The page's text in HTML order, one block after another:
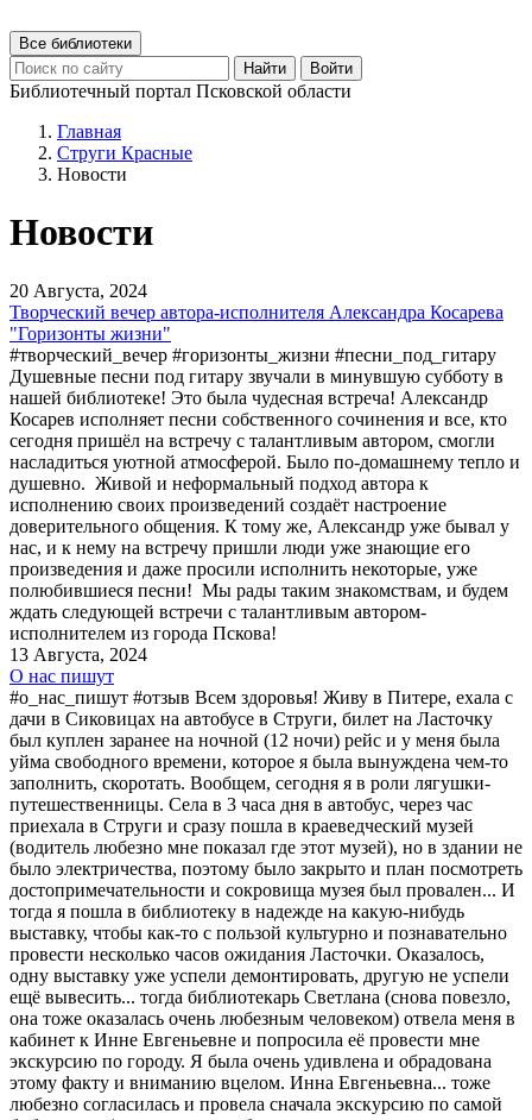
Все библиотеки
Найти
Войти
Библиотечный портал Псковской области
Главная
Струги Красные
Новости
Новости
20 Августа, 2024
Творческий вечер автора-исполнителя Александра Косарева
"Горизонты жизни"
#творческий_вечер #горизонты_жизни #песни_под_гитару
Душевные песни под гитару звучали в минувшую субботу в
нашей библиотеке! Это была чудесная встреча! Александр
Косарев исполняет песни собственного сочинения и все, кто
сегодня пришёл на встречу с талантливым автором, смогли
насладиться уютной атмосферой. Было по-домашнему тепло и
душевно. Живой и неформальный подход автора к
исполнению своих произведений создаёт настроение
доверительного общения. К тому же, Александр уже бывал у
нас, и к нему на встречу пришли люди уже знающие его
произведения и даже просили исполнить некоторые, уже
полюбившиеся песни! Мы рады таким знакомствам, и будем
ждать следующей встречи с талантливым автором-
исполнителем из города Пскова!
13 Августа, 2024
О нас пишут
#о_нас_пишут #отзыв Всем здоровья! Живу в Питере, ехала с
дачи в Сиковицах на автобусе в Струги, билет на Ласточку
был куплен заранее на ночной (12 ночи) рейс и у меня была
уйма свободного времени, которое я была вынуждена чем-то
заполнить, скоротать. Вообщем, сегодня я в роли лягушки-
путешественницы. Села в 3 часа дня в автобус, через час
приехала в Струги и сразу пошла в краеведческий музей
(водитель любезно мне показал где этот музей), но в здании не
было электричества, поэтому было закрыто и план посмотреть
достопримечательности и сокровища музея был провален... И
тогда я пошла в библиотеку в надежде на какую-нибудь
выставку, чтобы как-то с пользой культурно и познавательно
провести несколько часов ожидания Ласточки. Оказалось,
одну выставку уже успели демонтировать, другую не успели
ещё вывесить... тогда библиотекарь Светлана (снова повезло,
она тоже оказалась очень любезным человеком) отвела меня в
кабинет к Инне Евгеньевне и попросила её провести мне
экскурсию по городу. Я была очень удивлена и обрадована
этому факту и вниманию вцелом. Инна Евгеньевна... тоже
любезно согласилась и провела сначала экскурсию по самой